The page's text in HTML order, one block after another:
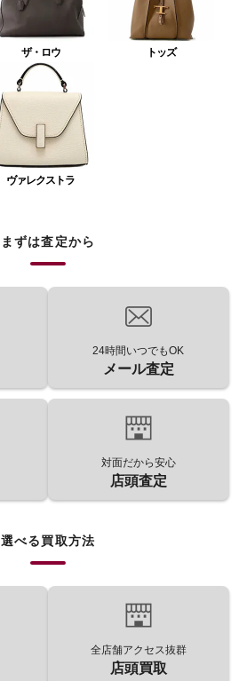
ザ・ロウ トッズ
ヴァレクストラ
まずは査定から
24時間いつでもOK
メール査定
対面だから安心
店頭査定
選べる買取方法
全店舗アクセス抜群
店頭買取